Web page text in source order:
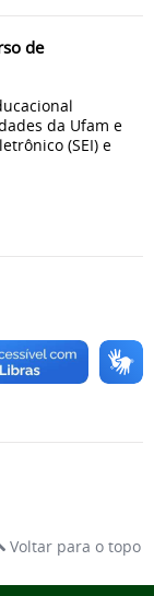
de
da Ufam e
(SEI) e
Voltar para o topo